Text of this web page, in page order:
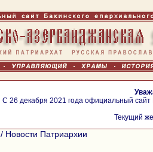
С 26 декабря 2021 года официальный
Текущий
/ Новости Патриархии